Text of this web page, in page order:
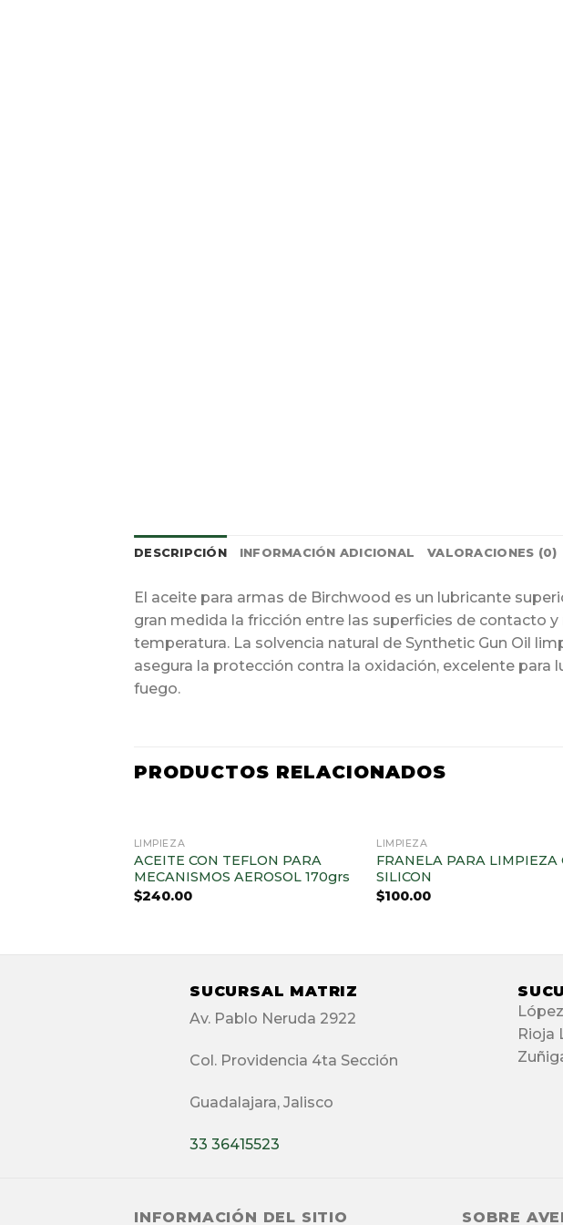
DESCRIPCIÓN INFORMACIÓN ADICIONAL VALORACIONES (0)
El aceite para armas de Birchwood es un lubricante
gran medida la fricción entre las superficies de contacto
temperatura. La solvencia natural de Synthetic Gun Oil
asegura la protección contra la oxidación, excelente
fuego.
PRODUCTOS RELACIONADOS
LIMPIEZA
ACEITE CON TEFLON PARA
MECANISMOS AEROSOL 170grs
$240.00
LIMPIEZA
FRANELA PARA LIMPIEZA
SILICON
$100.00
SUCURSAL MATRIZ
Av. Pablo Neruda 2922
Col. Providencia 4ta Sección
Guadalajara, Jalisco
33 36415523
Rioja
INFORMACIÓN DEL SITIO SOBRE